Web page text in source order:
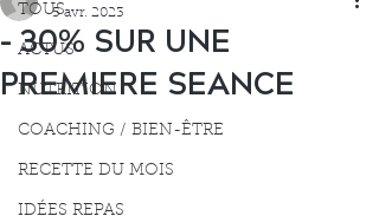
TOUS
ACTUS
NUTRITION
COACHING / BIEN-ÊTRE
RECETTE DU MOIS
IDÉES REPAS
- 30% SUR UNE
PREMIERE SEANCE
5 avr. 2023